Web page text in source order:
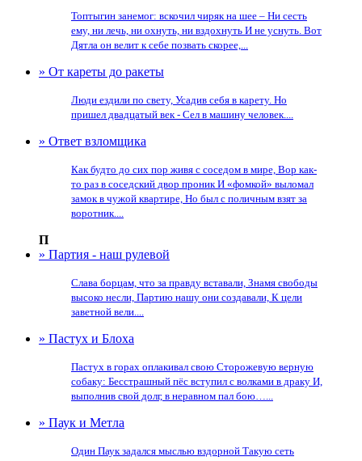
Топтыгин занемог: вскочил чиряк на шее – Ни сесть
ему, ни лечь, ни охнуть, ни вздохнуть И не уснуть. Вот
Дятла он велит к себе позвать скорее,...
» От кареты до ракеты
Люди ездили по свету, Усадив себя в карету. Но
пришел двадцатый век - Сел в машину человек....
» Ответ взломщика
Как будто до сих пор живя с соседом в мире, Вор как-
то раз в соседский двор проник И «фомкой» выломал
замок в чужой квартире, Но был с поличным взят за
воротник....
П
» Партия - наш рулевой
Слава борцам, что за правду вставали, Знамя свободы
высоко несли, Партию нашу они создавали, К цели
заветной вели....
» Пастух и Блоха
Пастух в горах оплакивал свою Сторожевую верную
собаку: Бесстрашный пёс вступил с волками в драку И,
выполнив свой долг, в неравном пал бою…...
» Паук и Метла
Один Паук задался мыслью вздорной Такую сеть